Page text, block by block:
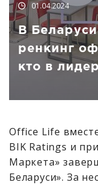
01.04.2024
В
ренкинг
кто в
Office Life
BIK Ratings и
Маркета»
Беларуси». За